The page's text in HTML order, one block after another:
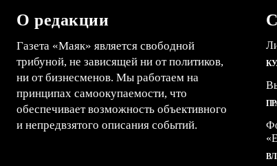
О редакции
Газета «Маяк» является свободной
трибуной, не зависящей ни от политиков,
ни от бизнесменов. Мы работаем на
принципах самоокупаемости, что
обеспечивает возможность объективного
и непредвзятого описания событий.